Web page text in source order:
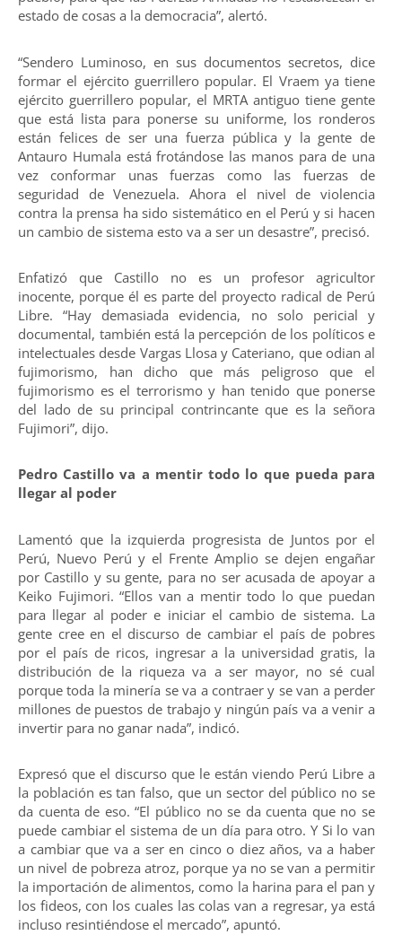
estado de cosas a la democracia”, alertó.
“Sendero Luminoso, en sus documentos secretos, dice
formar el ejército guerrillero popular. El Vraem ya tiene
ejército guerrillero popular, el MRTA antiguo tiene gente
que está lista para ponerse su uniforme, los ronderos
están felices de ser una fuerza pública y la gente de
Antauro Humala está frotándose las manos para de una
vez conformar unas fuerzas como las fuerzas de
seguridad de Venezuela. Ahora el nivel de violencia
contra la prensa ha sido sistemático en el Perú y si hacen
un cambio de sistema esto va a ser un desastre”, precisó.
Enfatizó que Castillo no es un profesor agricultor
inocente, porque él es parte del proyecto radical de Perú
Libre. “Hay demasiada evidencia, no solo pericial y
documental, también está la percepción de los políticos e
intelectuales desde Vargas Llosa y Cateriano, que odian al
fujimorismo, han dicho que más peligroso que el
fujimorismo es el terrorismo y han tenido que ponerse
del lado de su principal contrincante que es la señora
Fujimori”, dijo.
Pedro Castillo va a mentir todo lo que pueda para
llegar al poder
Lamentó que la izquierda progresista de Juntos por el
Perú, Nuevo Perú y el Frente Amplio se dejen engañar
por Castillo y su gente, para no ser acusada de apoyar a
Keiko Fujimori. “Ellos van a mentir todo lo que puedan
para llegar al poder e iniciar el cambio de sistema. La
gente cree en el discurso de cambiar el país de pobres
por el país de ricos, ingresar a la universidad gratis, la
distribución de la riqueza va a ser mayor, no sé cual
porque toda la minería se va a contraer y se van a perder
millones de puestos de trabajo y ningún país va a venir a
invertir para no ganar nada”, indicó.
Expresó que el discurso que le están viendo Perú Libre a
la población es tan falso, que un sector del público no se
da cuenta de eso. “El público no se da cuenta que no se
puede cambiar el sistema de un día para otro. Y Si lo van
a cambiar que va a ser en cinco o diez años, va a haber
un nivel de pobreza atroz, porque ya no se van a permitir
la importación de alimentos, como la harina para el pan y
los fideos, con los cuales las colas van a regresar, ya está
incluso resintiéndose el mercado”, apuntó.